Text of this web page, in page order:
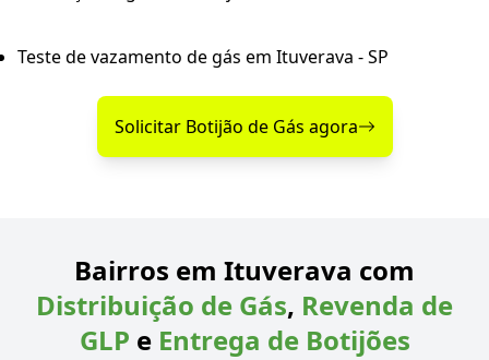
Teste de vazamento de gás em Ituverava - SP
Solicitar Botijão de Gás agora
Bairros em Ituverava com
Distribuição de Gás, Revenda de
GLP e Entrega de Botijões